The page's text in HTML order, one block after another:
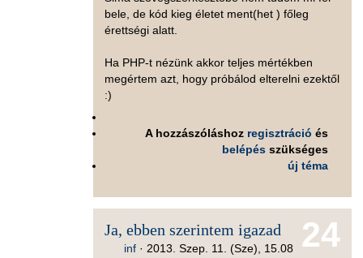
bele, de kód kieg életet ment(het ) főleg
érettségi alatt.
Ha PHP-t nézünk akkor teljes mértékben
megértem azt, hogy próbálod elterelni ezektől
:)
A hozzászóláshoz regisztráció és
belépés szükséges
új téma
24
Ja, ebben szerintem igazad
inf· 2013. Szep. 11. (Sze), 15.08